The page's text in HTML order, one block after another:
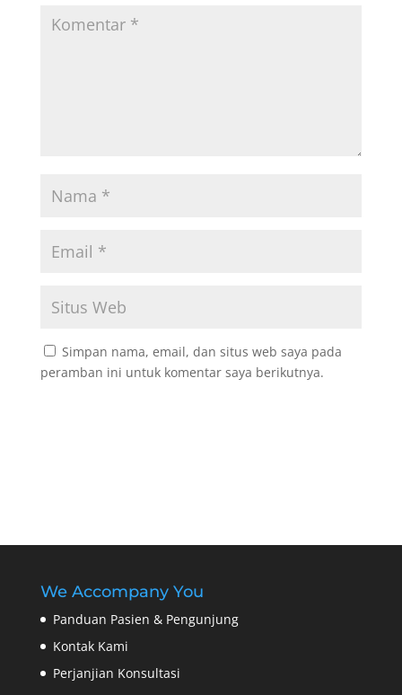
Simpan nama, email, dan situs web saya pada
peramban ini untuk komentar saya berikutnya.
We Accompany You
Panduan Pasien & Pengunjung
Kontak Kami
Perjanjian Konsultasi